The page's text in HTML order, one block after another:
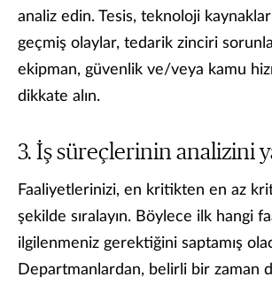
analiz edin. Tesis, teknoloji
geçmiş olaylar, tedarik zinciri
ekipman, güvenlik ve/veya kamu
dikkate alın.
İş süreçlerinin analizini
Faaliyetlerinizi, en kritikten en az
şekilde sıralayın. Böylece ilk hangi
ilgilenmeniz gerektiğini saptamış
Departmanlardan, belirli bir zaman